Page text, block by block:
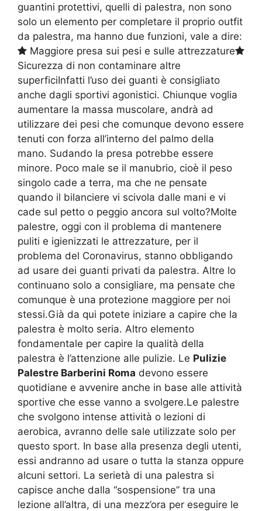
guantini protettivi, quelli di palestra, non sono
solo un elemento per completare il proprio outfit
da palestra, ma hanno due funzioni, vale a dire:
Maggiore presa sui pesi e sulle attrezzature
Sicurezza di non contaminare altre
superficiInfatti l’uso dei guanti è consigliato
anche dagli sportivi agonistici. Chiunque voglia
aumentare la massa muscolare, andrà ad
utilizzare dei pesi che comunque devono essere
tenuti con forza all’interno del palmo della
mano. Sudando la presa potrebbe essere
minore. Poco male se il manubrio, cioè il peso
singolo cade a terra, ma che ne pensate
quando il bilanciere vi scivola dalle mani e vi
cade sul petto o peggio ancora sul volto?Molte
palestre, oggi con il problema di mantenere
puliti e igienizzati le attrezzature, per il
problema del Coronavirus, stanno obbligando
ad usare dei guanti privati da palestra. Altre lo
continuano solo a consigliare, ma pensate che
comunque è una protezione maggiore per noi
stessi.Già da qui potete iniziare a capire che la
palestra è molto seria. Altro elemento
fondamentale per capire la qualità della
palestra è l’attenzione alle pulizie. Le Pulizie
Palestre Barberini Roma devono essere
quotidiane e avvenire anche in base alle attività
sportive che esse vanno a svolgere.Le palestre
che svolgono intense attività o lezioni di
aerobica, avranno delle sale utilizzate solo per
questo sport. In base alla presenza degli utenti,
essi andranno ad usare o tutta la stanza oppure
alcuni settori. La serietà di una palestra si
capisce anche dalla “sospensione” tra una
lezione all’altra, di una mezz’ora per eseguire le